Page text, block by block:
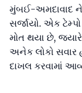
મુંબઈ-અમદાવાદ
સર્જાયો. એક
મોત થયા છે,
અનેક લોકો સવાર
દાખલ કરવામાં